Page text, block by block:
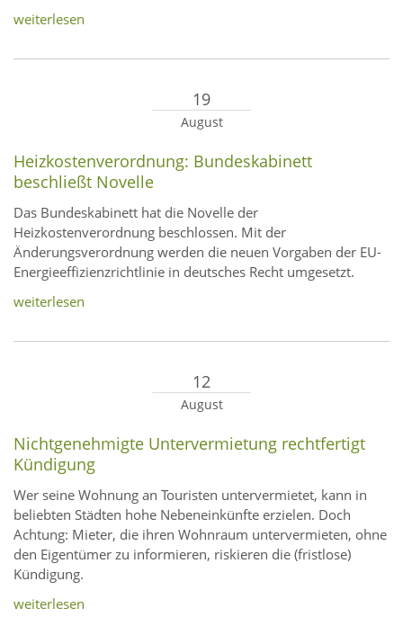
weiterlesen
19
August
Heizkostenverordnung: Bundeskabinett
beschließt Novelle
Das Bundeskabinett hat die Novelle der
Heizkostenverordnung beschlossen. Mit der
Änderungsverordnung werden die neuen Vorgaben der EU-
Energieeffizienzrichtlinie in deutsches Recht umgesetzt.
weiterlesen
12
August
Nichtgenehmigte Untervermietung rechtfertigt
Kündigung
Wer seine Wohnung an Touristen untervermietet, kann in
beliebten Städten hohe Nebeneinkünfte erzielen. Doch
Achtung: Mieter, die ihren Wohnraum untervermieten, ohne
den Eigentümer zu informieren, riskieren die (fristlose)
Kündigung.
weiterlesen